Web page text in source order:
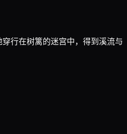
行在树篱的迷宫中，得到溪流与